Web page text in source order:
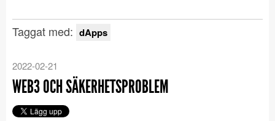
Taggat med: dApps
2022-02-21
WEB3 OCH SÄKERHETSPROBLEM